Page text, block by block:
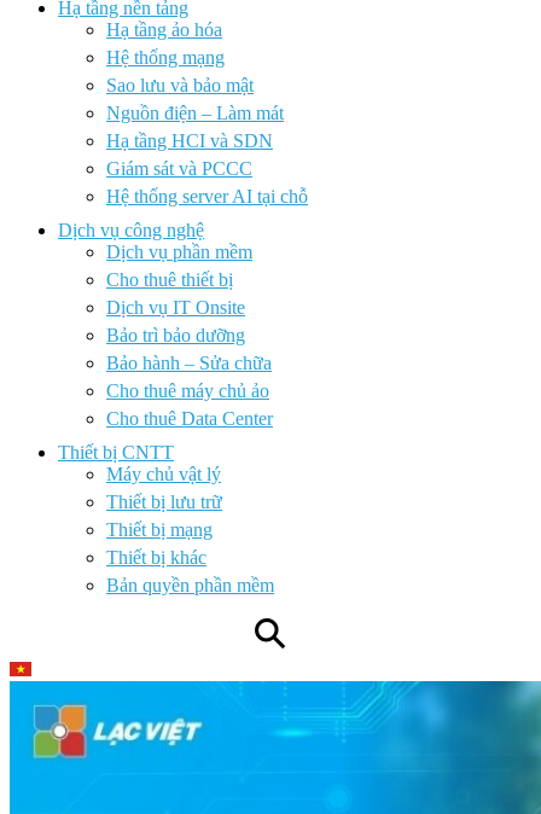
Hạ tầng nền tảng
Hạ tầng ảo hóa
Hệ thống mạng
Sao lưu và bảo mật
Nguồn điện – Làm mát
Hạ tầng HCI và SDN
Giám sát và PCCC
Hệ thống server AI tại chỗ
Dịch vụ công nghệ
Dịch vụ phần mềm
Cho thuê thiết bị
Dịch vụ IT Onsite
Bảo trì bảo dưỡng
Bảo hành – Sửa chữa
Cho thuê máy chủ ảo
Cho thuê Data Center
Thiết bị CNTT
Máy chủ vật lý
Thiết bị lưu trữ
Thiết bị mạng
Thiết bị khác
Bản quyền phần mềm
⚲